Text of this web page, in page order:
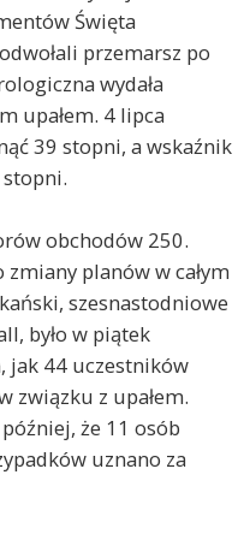
Święta
przemarsz po
wydała
upałem. 4 lipca
39 stopni, a wskaźnik
obchodów 250.
zmiany planów w całym
szesnastodniowe
było w piątek
jak 44 uczestników
związku z upałem.
że 11 osób
uznano za